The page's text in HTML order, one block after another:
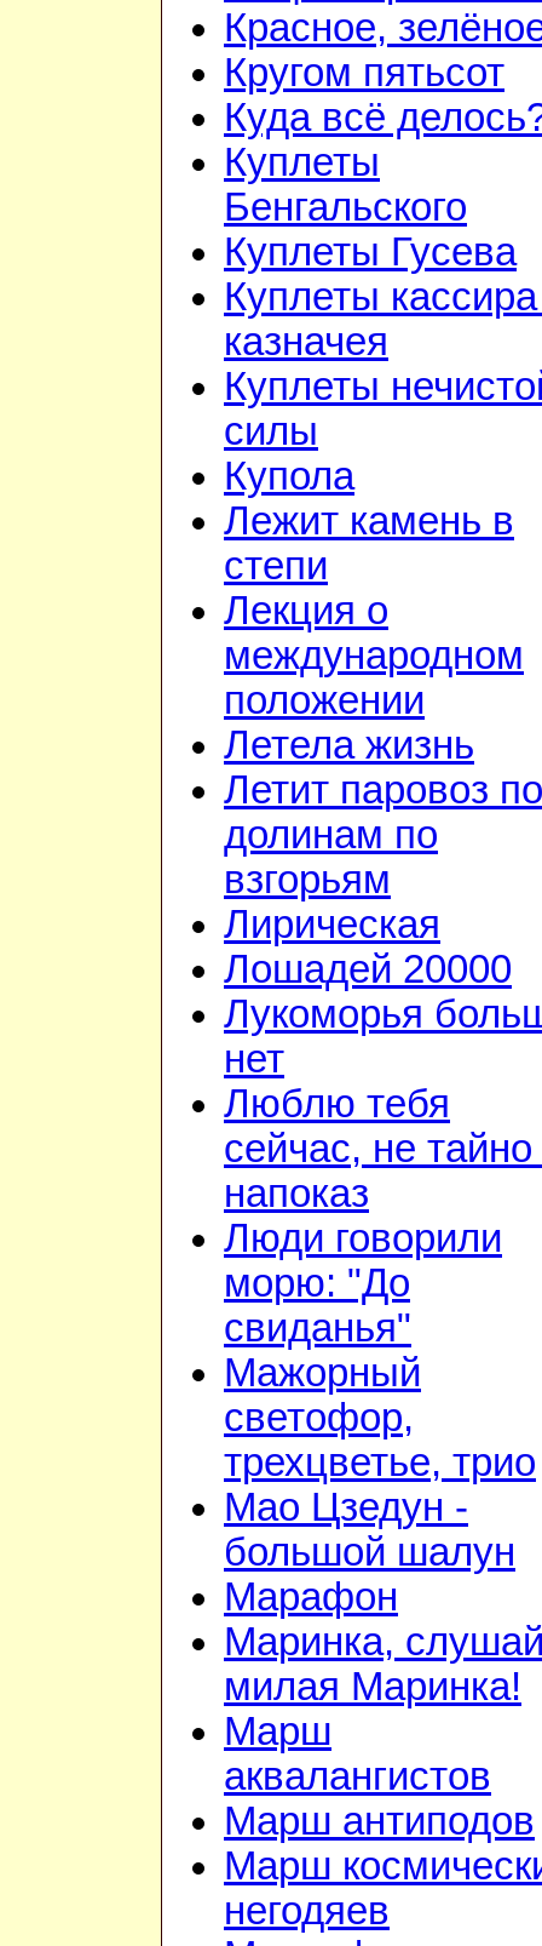
Красное,
Кругом пятьсот
Куда всё
Куплеты
Бенгальского
Куплеты Гусева
Куплеты
казначея
Куплеты
силы
Купола
Лежит камень в
степи
Лекция о
международном
положении
Летела жизнь
Летит паровоз по
долинам по
взгорьям
Лирическая
Лошадей 20000
Лукоморья
нет
Люблю тебя
сейчас, не тайно
напоказ
Люди говорили
морю: "До
свиданья"
Мажорный
светофор,
трехцветье, трио
Мао Цзедун -
большой шалун
Марафон
Маринка,
милая Маринка!
Марш
аквалангистов
Марш антиподов
Марш
негодяев